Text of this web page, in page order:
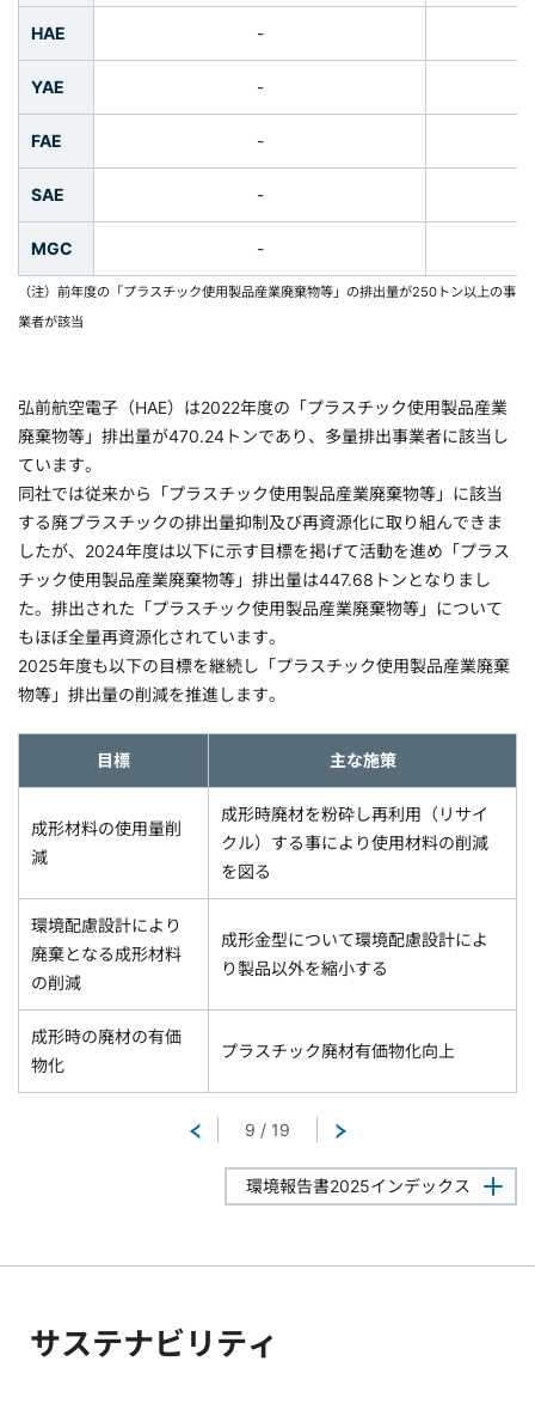
HAE -
YAE -
FAE -
SAE -
MGC -
（注）前年度の「プラスチック使用製品産業廃棄物等」の排出量が250トン以上の事
業者が該当
弘前航空電子（HAE）は2022年度の「プラスチック使用製品産業
廃棄物等」排出量が470.24トンであり、多量排出事業者に該当し
ています。
同社では従来から「プラスチック使用製品産業廃棄物等」に該当
する廃プラスチックの排出量抑制及び再資源化に取り組んできま
したが、2024年度は以下に示す目標を掲げて活動を進め「プラス
チック使用製品産業廃棄物等」排出量は447.68トンとなりまし
た。排出された「プラスチック使用製品産業廃棄物等」について
もほぼ全量再資源化されています。
2025年度も以下の目標を継続し「プラスチック使用製品産業廃棄
物等」排出量の削減を推進します。
目標 主な施策
成形材料の使用量削
減
成形時廃材を粉砕し再利用（リサイ
クル）する事により使用材料の削減
を図る
環境配慮設計により
廃棄となる成形材料
の削減
成形金型について環境配慮設計によ
り製品以外を縮小する
成形時の廃材の有価
物化
プラスチック廃材有価物化向上
戻る9 / 19
環境報告書2025インデックス
サステナビリティ